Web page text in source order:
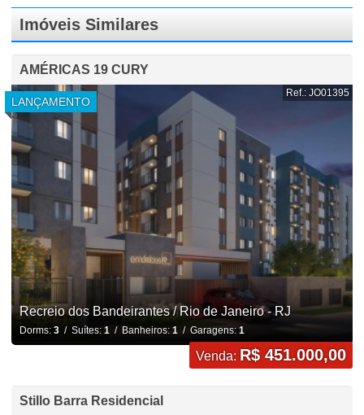
Imóveis Similares
AMÉRICAS 19 CURY
LANÇAMENTO
Ref.: JO01395
Recreio dos Bandeirantes / Rio de Janeiro - RJ
Dorms: 3/ Suítes: 1 / Banheiros: 1/ Garagens: 1
Venda: R$ 451.000,00
Stillo Barra Residencial